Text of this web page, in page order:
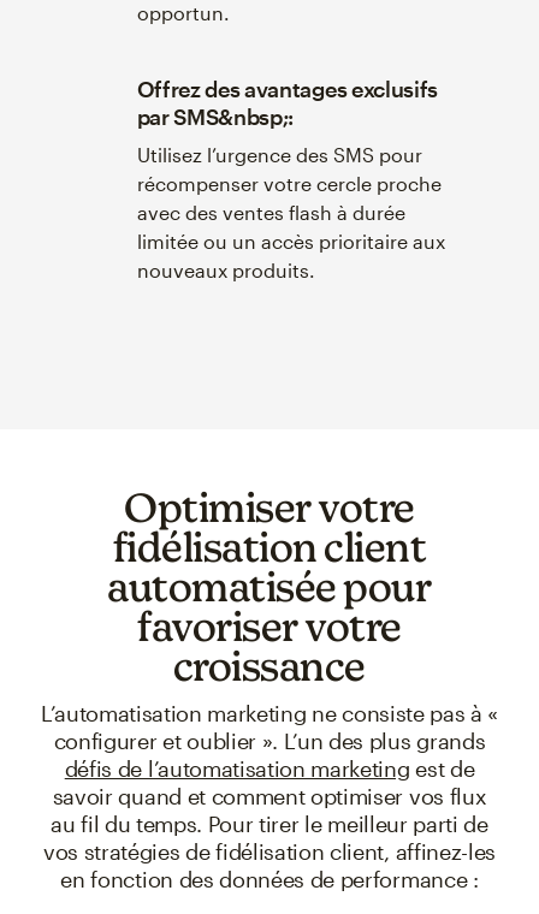
opportun.
Offrez des avantages exclusifs
par SMS&nbsp;:
Utilisez l’urgence des SMS pour
récompenser votre cercle proche
avec des ventes flash à durée
limitée ou un accès prioritaire aux
nouveaux produits.
Optimiser votre
fidélisation client
automatisée pour
favoriser votre
croissance
L’automatisation marketing ne consiste pas à «
configurer et oublier ». L’un des plus grands
défis de l’automatisation marketing est de
savoir quand et comment optimiser vos flux
au fil du temps. Pour tirer le meilleur parti de
vos stratégies de fidélisation client, affinez-les
en fonction des données de performance :